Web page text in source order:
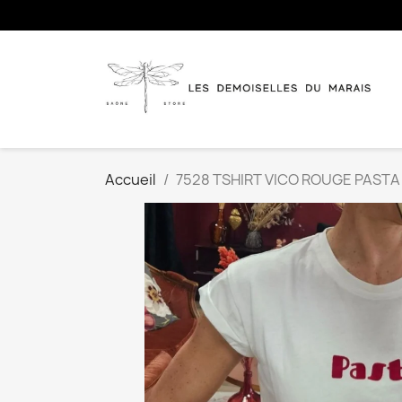
Accueil 7528 TSHIRT VICO ROUGE